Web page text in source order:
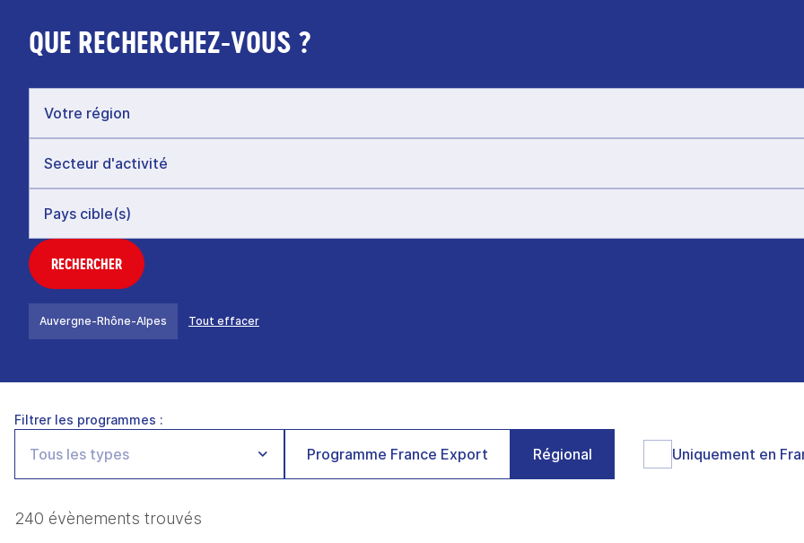
QUE RECHERCHEZ-VOUS ?
RECHERCHER
Auvergne-Rhône-Alpes Tout effacer
Filtrer les programmes :
Programme France Export Régional Uniquement en
240 évènements trouvés